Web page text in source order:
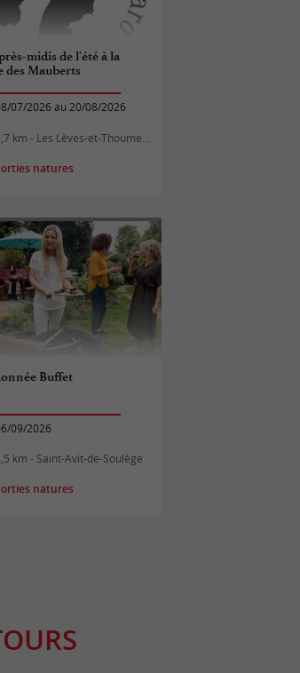
midis de l'été à la
des Mauberts
07/2026 au 20/08/2026
km - Les Lèves-et-Thoumeyragues
natures
Buffet
09/2026
km - Saint-Avit-de-Soulège
natures